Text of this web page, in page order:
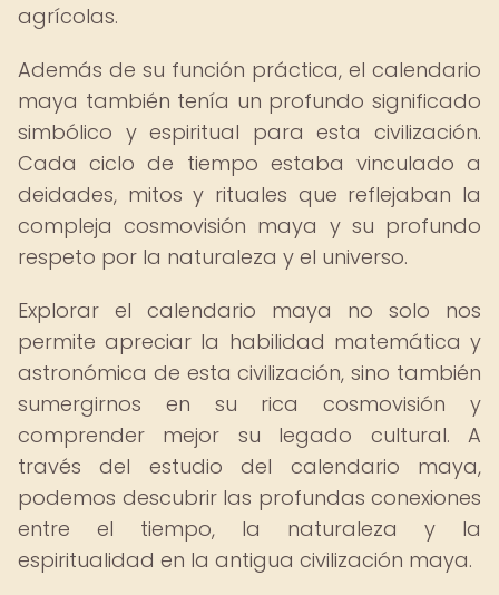
agrícolas.
Además de su función práctica, el calendario
maya también tenía un profundo significado
simbólico y espiritual para esta civilización.
Cada ciclo de tiempo estaba vinculado a
deidades, mitos y rituales que reflejaban la
compleja cosmovisión maya y su profundo
respeto por la naturaleza y el universo.
Explorar el calendario maya no solo nos
permite apreciar la habilidad matemática y
astronómica de esta civilización, sino también
sumergirnos en su rica cosmovisión y
comprender mejor su legado cultural. A
través del estudio del calendario maya,
podemos descubrir las profundas conexiones
entre el tiempo, la naturaleza y la
espiritualidad en la antigua civilización maya.